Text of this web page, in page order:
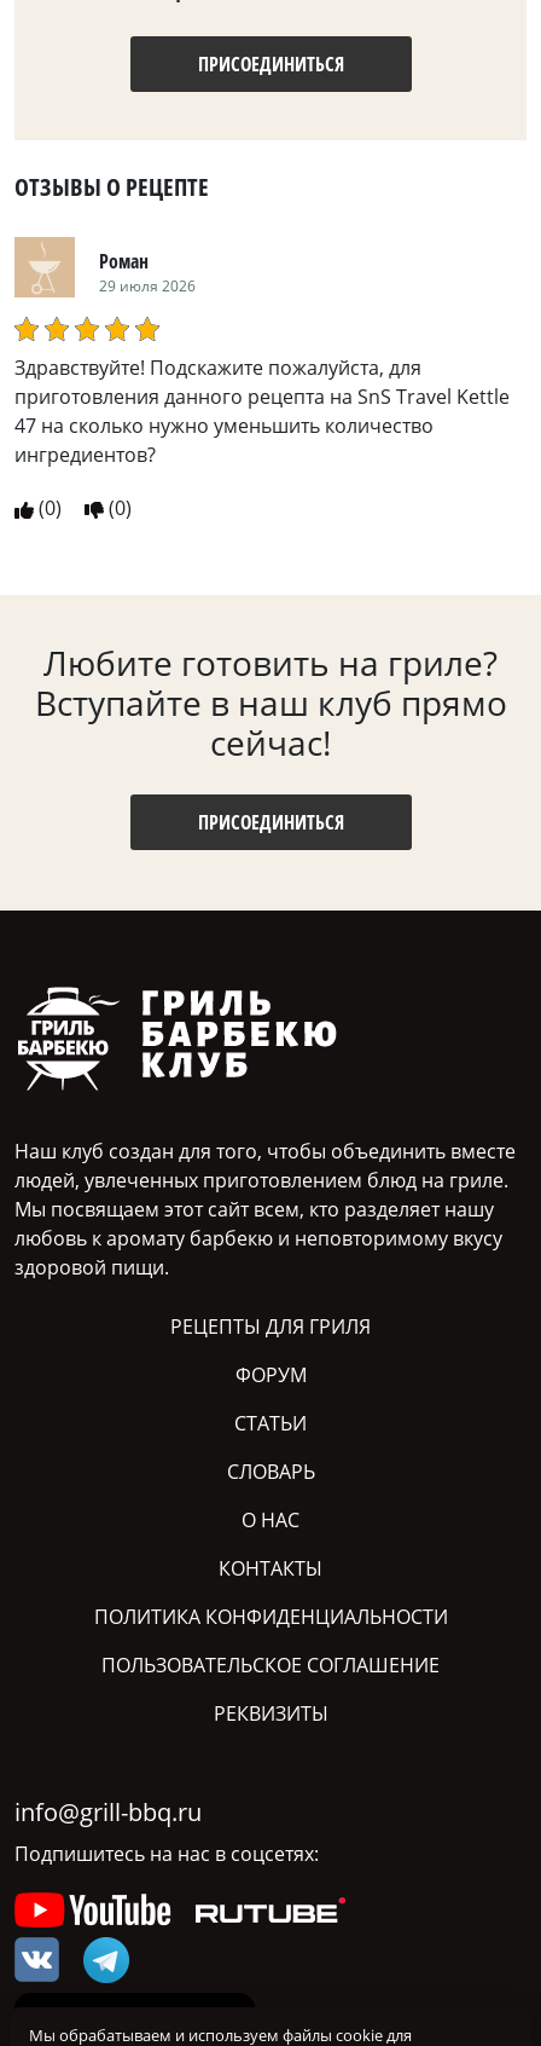
ПРИСОЕДИНИТЬСЯ
ОТЗЫВЫ О РЕЦЕПТЕ
Роман
29 июля 2026
Здравствуйте! Подскажите пожалуйста, для
приготовления данного рецепта на SnS Travel Kettle
47 на сколько нужно уменьшить количество
ингредиентов?
(0) (0)
Любите готовить на гриле?
Вступайте в наш клуб прямо
сейчас!
ПРИСОЕДИНИТЬСЯ
Наш клуб создан для того, чтобы объединить вместе
людей, увлеченных приготовлением блюд на гриле.
Мы посвящаем этот сайт всем, кто разделяет нашу
любовь к аромату барбекю и неповторимому вкусу
здоровой пищи.
РЕЦЕПТЫ ДЛЯ ГРИЛЯ
ФОРУМ
СТАТЬИ
СЛОВАРЬ
О НАС
КОНТАКТЫ
ПОЛИТИКА КОНФИДЕНЦИАЛЬНОСТИ
ПОЛЬЗОВАТЕЛЬСКОЕ СОГЛАШЕНИЕ
РЕКВИЗИТЫ
info@grill-bbq.ru
Подпишитесь на нас в соцсетях:
Мы обрабатываем и используем файлы cookie для